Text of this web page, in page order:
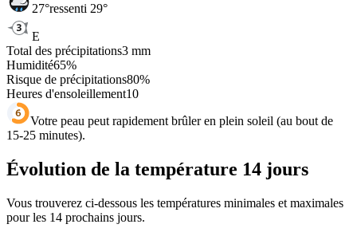
27°ressenti 29°
E
Total des précipitations3 mm
Humidité65%
Risque de précipitations80%
Heures d'ensoleillement10
Votre peau peut rapidement brûler en plein soleil (au bout de
15-25 minutes).
Évolution de la température 14 jours
Vous trouverez ci-dessous les températures minimales et maximales
pour les 14 prochains jours.